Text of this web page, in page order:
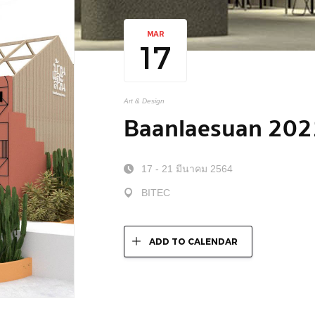
MAR
17
Art & Design
Baanlaesuan
17 - 21 มีนาคม 2564
BITEC
ADD TO CALENDAR